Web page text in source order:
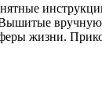
жизни.